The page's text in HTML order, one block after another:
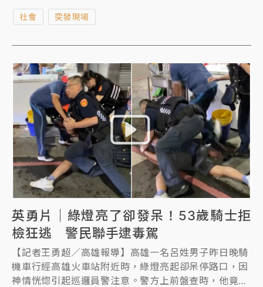
作為製毒、分裝及交易據點，藉此躲避查緝。檢警去年
11月發動搜索時，丁姓主嫌甚至駕車衝撞警員及現場車
另一家汽車旅館將其逮捕到案，並查扣大批依托咪酯原
料、毒品菸彈、K他命及毒品咖啡包等證物，全案已依
違反《毒品危害防制條例》起訴在案。
社會 突發現場
英勇片｜綠燈亮了卻發呆！53歲騎士拒
檢狂逃 警民聯手逮毒駕
【記者王勇超／高雄報導】高雄一名呂姓男子昨日晚騎
機車行經高雄火車站附近時，綠燈亮起卻呆停路口，因
神情恍惚引起巡邏員警注意。警方上前盤查時，他竟拒